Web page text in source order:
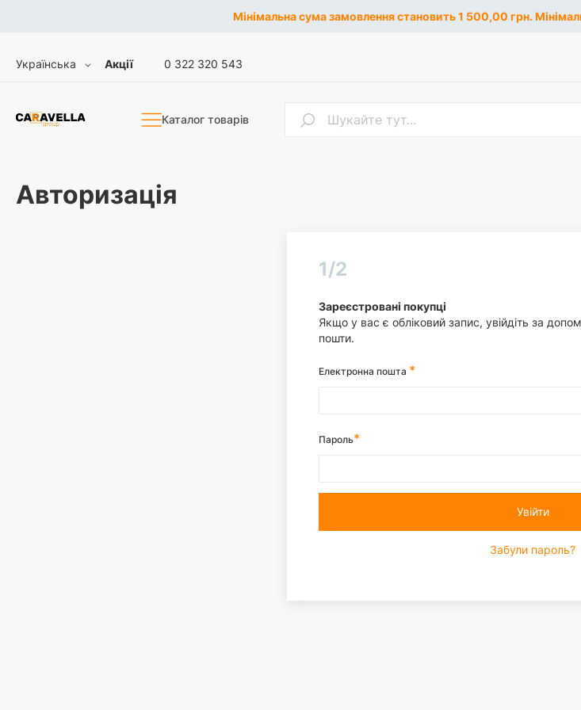
Мінімальна сума замовлення становить 1 500,00 грн.
Skip
Мова
Українська Акції 0 322 320 543
Каталог товарів Пошук
Авторизація
1/2
Зареєстровані покупці
Якщо у вас є обліковий запис, увійдіть за
пошти.
Електронна пошта
Пароль
Увійти
Забули пароль?